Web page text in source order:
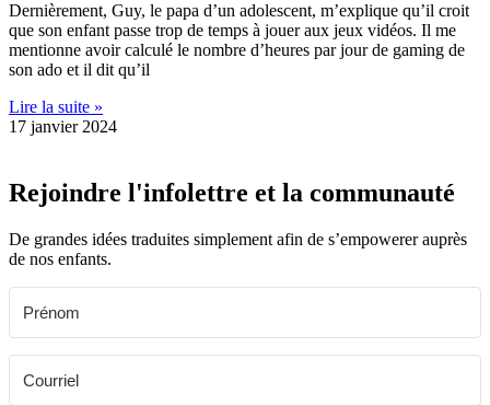
Dernièrement, Guy, le papa d’un adolescent, m’explique qu’il croit
que son enfant passe trop de temps à jouer aux jeux vidéos. Il me
mentionne avoir calculé le nombre d’heures par jour de gaming de
son ado et il dit qu’il
Lire la suite »
17 janvier 2024
Rejoindre l'infolettre et la communauté
De grandes idées traduites simplement afin de s’empowerer auprès
de nos enfants.